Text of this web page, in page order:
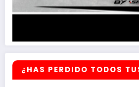
¿HAS PERDIDO TODOS